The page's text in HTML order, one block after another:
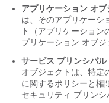
アプリケーション オブ
は、そのアプリケーシ
ト（アプリケーショ
プリケーション オブジ
サービス プリンシパル
オブジェクトは、特定
に関するポリシーと権
セキュリティ プリンシ